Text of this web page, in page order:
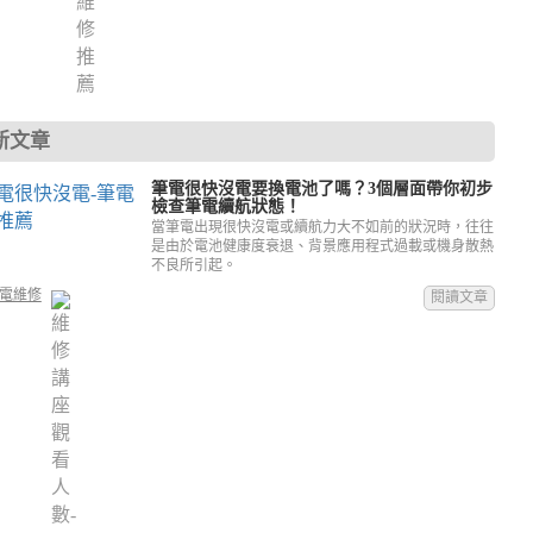
文章
筆電很快沒電要換電池了嗎？3個層面帶你初步
檢查筆電續航狀態！
當筆電出現很快沒電或續航力大不如前的狀況時，往往
是由於電池健康度衰退、背景應用程式過載或機身散熱
不良所引起。
維修
閱讀文章